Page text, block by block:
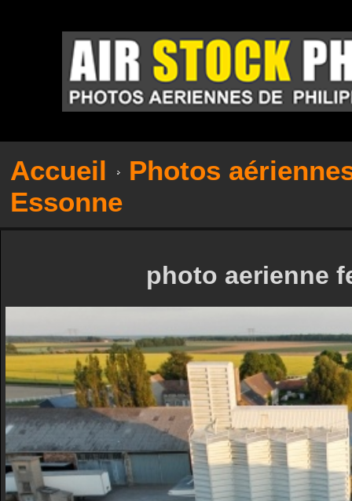
Accueil
Photos
Essonne
photo aerienne